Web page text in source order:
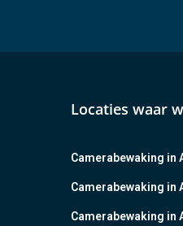
Locaties waar
Camerabewaking in
Camerabewaking in
Camerabewaking in